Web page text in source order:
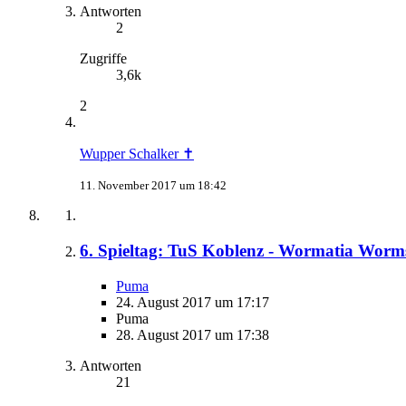
Antworten
2
Zugriffe
3,6k
2
Wupper Schalker ✝
11. November 2017 um 18:42
6. Spieltag: TuS Koblenz - Wormatia
Puma
24. August 2017 um 17:17
Puma
28. August 2017 um 17:38
Antworten
21